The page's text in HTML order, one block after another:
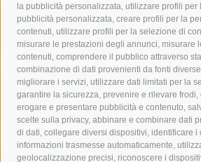
la pubblicità personalizzata, utilizzare profili per
pubblicità personalizzata, creare profili per la
contenuti, utilizzare profili per la selezione di
misurare le prestazioni degli annunci, misurare
contenuti, comprendere il pubblico attraverso
combinazione di dati provenienti da fonti
migliorare i servizi, utilizzare dati limitati per la
garantire la sicurezza, prevenire e rilevare frodi,
erogare e presentare pubblicità e contenuto,
scelte sulla privacy, abbinare e combinare dati
di dati, collegare diversi dispositivi, identificare i
informazioni trasmesse automaticamente,
geolocalizzazione precisi, riconoscere i
Asl Napoli 3 sud
capitaneria di porto
castellammare di stabia
comune di sorrento
concerto
contagi
costiera amalfitana
covid-19 eav
fondazione sorrento
gori guardia
lavori
lorenzo balducelli mare
massimo coppola
Meta napoli
penisola sorrentina
piano di sorrento